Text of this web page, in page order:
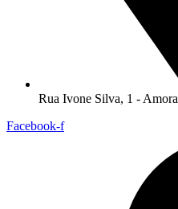
Rua Ivone Silva, 1 - Amora
Facebook-f